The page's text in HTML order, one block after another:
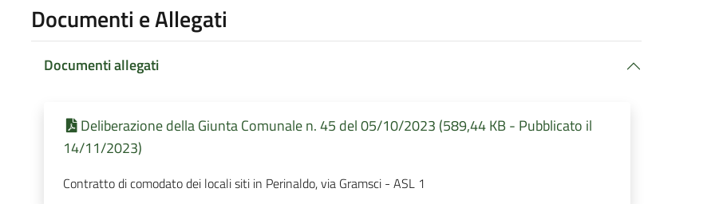
Documenti e Allegati
Documenti allegati
Deliberazione della Giunta Comunale n. 45 del 05/10/2023 (589,44 KB - Pubblicato il
14/11/2023)
Contratto di comodato dei locali siti in Perinaldo, via Gramsci - ASL 1